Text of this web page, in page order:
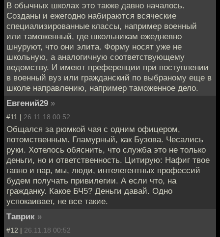
В обычных школах это также давно началось.
Созданы и ежегодно набираются всяческие
специализированные классы, например военный
или таможенный, где школьникам ежедневно
шнуруют, что они элита. Форму носят уже не
школьную, а аналогичную соответствующему
ведомству. И имеют преференции при поступлении
в военный вуз или гражданский по выбраному еще в
школе направлению, например таможенное дело.
Евгений29 »
#11 | 26.11.18 00:52
Общался за рюмкой чая с одним офицером,
потомственным. Гламурный, как Бузова. Чесались
руки. Хотелось обяснить, что служба это не только
деньги, но и ответственность. Цитирую: Нафиг твое
гавно и пар, мы, люди, интелегентных профессий
будем получать привилегии. А если что, на
гражданку. Какое БЧ5? Деньги давай. Одно
успокаивает, не все такие.
Таврик »
#12 | 26.11.18 00:52